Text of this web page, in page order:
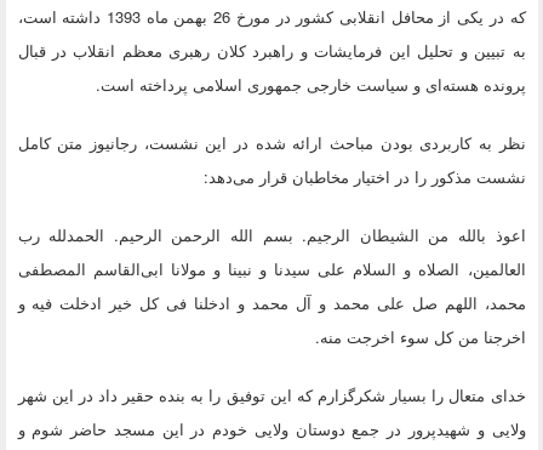
که در یکی از محافل انقلابی کشور در مورخ 26 بهمن ماه 1393 داشته است،
به تبیین و تحلیل این فرمایشات و راهبرد کلان رهبری معظم انقلاب در قبال
پرونده هستهای و سیاست خارجی جمهوری اسلامی پرداخته است.
نظر به کاربردی بودن مباحث ارائه شده در این نشست، رجانیوز متن کامل
نشست مذکور را در اختیار مخاطبان قرار میدهد:
اعوذ بالله من الشیطان الرجیم. بسم الله الرحمن الرحیم. الحمدلله رب
العالمین، الصلاه و السلام علی سیدنا و نبینا و مولانا ابی‌القاسم المصطفی
محمد، اللهم صل علی محمد و آل محمد و ادخلنا فی کل خیر ادخلت فیه و
اخرجنا من كل سوء اخرجت منه.
خدای متعال را بسیار شکرگزارم که این توفیق را به بنده حقیر داد در این شهر
ولایی و شهیدپرور در جمع دوستان ولایی خودم در این مسجد حاضر شوم و